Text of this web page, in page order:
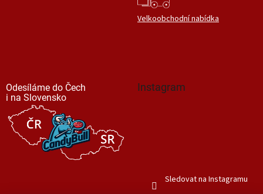
Velkoobchodní nabídka
Odesíláme do Čech
i na Slovensko
Instagram
Sledovat na Instagramu